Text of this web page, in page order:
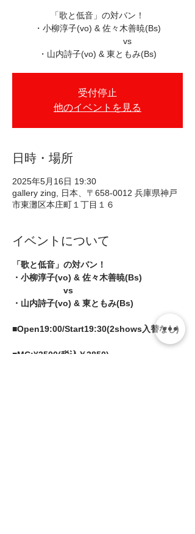
「歌と低音」の対バン！
・小柳淳子(vo) & 佐々木善暁(Bs)
vs
・山内詩子(vo) & 東ともみ(Bs)
受付停止
他のイベントを見る
日時・場所
2025年5月16日 19:30
gallery zing, 日本、〒658-0012 兵庫県神戸
市東灘区本庄町１丁目１６
イベントについて
「歌と低音」の対バン！
・小柳淳子(vo) & 佐々木善暁(Bs)
vs
・山内詩子(vo) & 東ともみ(Bs)
■Open19:00/Start19:30(2shows入替なし)
■MC:¥3500(税込￥3850)